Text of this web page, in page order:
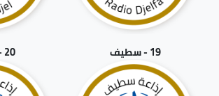
19 - سطيف 20 - سعيدة